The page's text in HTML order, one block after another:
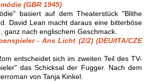
(GBR 1945)
basiert auf dem Theaterstück "Blithe
David Lean macht daraus eine bitterböse
ganz nach englischem Geschmack.
- Ans Licht (2/2) (DEU/ITA/CZE
entscheidet sich im zweiten Teil des TV-
das Schicksal der Fugger. Nach dem
von Tanja Kinkel.